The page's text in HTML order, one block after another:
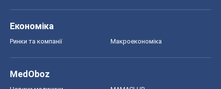
Економіка
Ринки та компанії Макроекономіка
MedOboz